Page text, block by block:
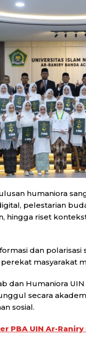
humaniora
pelestarian
hingga riset
dan
masyarakat
dan Humaniora
secara
sosial.
PBA UIN Ar-